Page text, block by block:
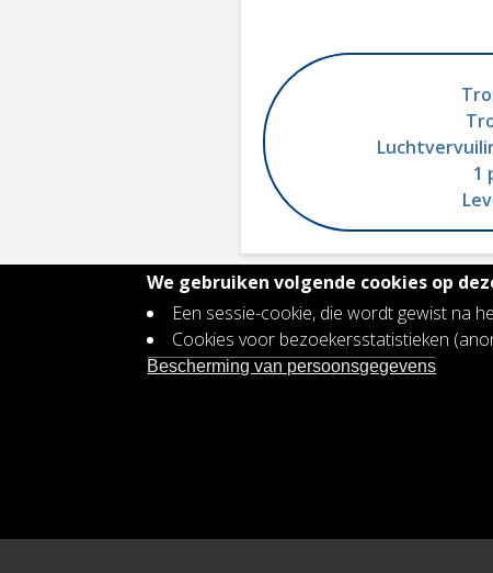
1
Footer
menu
Contact
Vacatures
Bescherming persoonsgegevens
We gebruiken volgende cookies op
Een sessie-cookie, die wordt gewist na
Cookies voor bezoekersstatistieken
Bescherming van persoonsgegevens